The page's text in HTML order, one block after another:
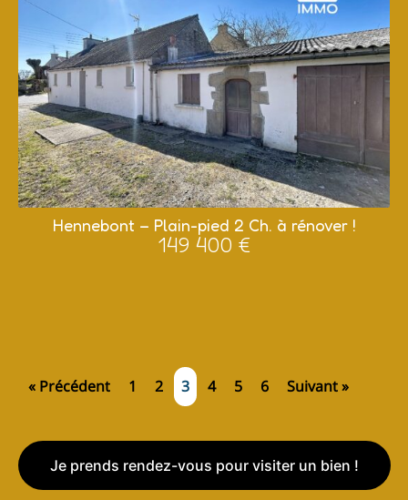
Hennebont – Plain-pied 2 Ch. à rénover !
149 400 €
« Précédent 1 2 3 4 5 6 Suivant »
Je prends rendez-vous pour visiter un bien !